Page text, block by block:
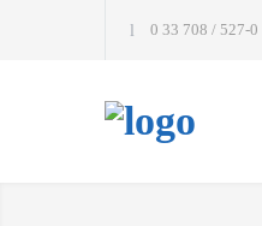
0 33 708 / 527-0